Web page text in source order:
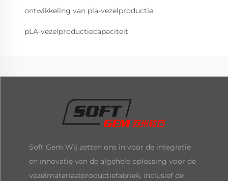
ontwikkeling van pla-vezelproductie
pLA-vezelproductiecapaciteit
Soft Gem Wij zetten ons in voor de integratie
en innovatie van de algehele oplossing voor de
vezelmateriaalproductiefabriek, inclusief de